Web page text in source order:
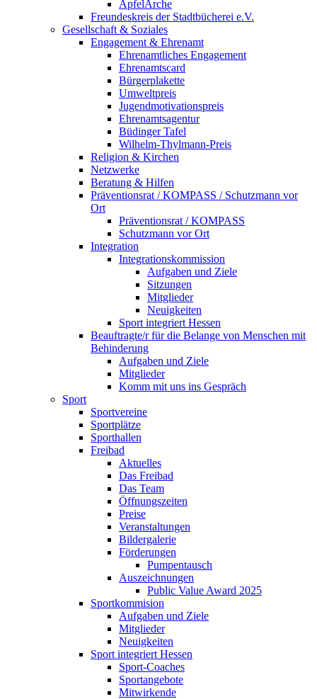
ApfelArche
Freundeskreis der Stadtbücherei e.V.
Gesellschaft & Soziales
Engagement & Ehrenamt
Ehrenamtliches Engagement
Ehrenamtscard
Bürgerplakette
Umweltpreis
Jugendmotivationspreis
Ehrenamtsagentur
Büdinger Tafel
Wilhelm-Thylmann-Preis
Religion & Kirchen
Netzwerke
Beratung & Hilfen
Präventionsrat / KOMPASS / Schutzmann vor
Ort
Präventionsrat / KOMPASS
Schutzmann vor Ort
Integration
Integrationskommission
Aufgaben und Ziele
Sitzungen
Mitglieder
Neuigkeiten
Sport integriert Hessen
Beauftragte/r für die Belange von Menschen mit
Behinderung
Aufgaben und Ziele
Mitglieder
Komm mit uns ins Gespräch
Sport
Sportvereine
Sportplätze
Sporthallen
Freibad
Aktuelles
Das Freibad
Das Team
Öffnungszeiten
Preise
Veranstaltungen
Bildergalerie
Förderungen
Pumpentausch
Auszeichnungen
Public Value Award 2025
Sportkommision
Aufgaben und Ziele
Mitglieder
Neuigkeiten
Sport integriert Hessen
Sport-Coaches
Sportangebote
Mitwirkende